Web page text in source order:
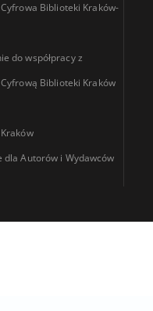
Biblioteki Kraków-
do współpracy z
Biblioteki Kraków
dla Autorów i Wydawców